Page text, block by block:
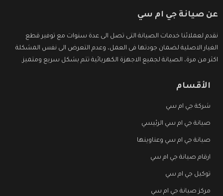
عن صيانة جي ام سي
نقدم لعملائنا خدمات الصيانة التى تصل الى عدة سنوات مع توفير قطع
الغيار الاصلية لضمان جودتها فى العمل، وعدم التعرض الى نفس المشكلة
اكثر من مرة، الصيانة لجميع الاجهزة الكهربائية تتم بشكل سريع ومتميز.
الأقسام
شركة جي ام سي
صيانة جي ام سي الرئيسي
صيانة جي ام سي وعناوينها
ارقام صيانة جي ام سي
توكيل جي ام سي
مركز صيانة جي ام سي